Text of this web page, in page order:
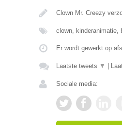
Clown Mr. Creezy
clown, kinderanimatie,
Er wordt gewerkt op
Laatste tweets ▼
Sociale media: